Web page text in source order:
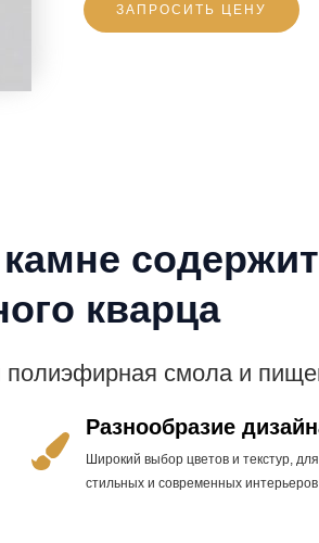
ЗАПРОСИТЬ ЦЕНУ
кварца
полиэфирная смола и
Разнообразие
Широкий выбор цветов и текстур, для
стильных и современных интерьеров